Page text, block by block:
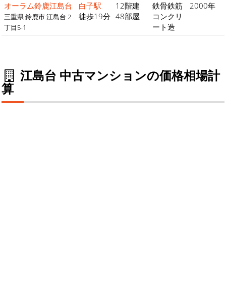
オーラム鈴鹿江島台
三重県 鈴鹿市 江島台 2
丁目5-1
白子駅
徒歩19分
12階建
48部屋
鉄骨鉄筋
コンクリ
ート造
2000年
江島台 中古マンションの価格相場計
算